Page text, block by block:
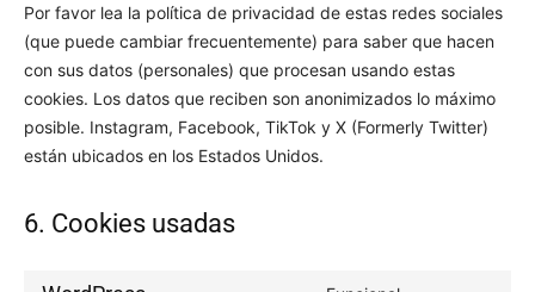
Por favor lea la política de privacidad de estas redes sociales
(que puede cambiar frecuentemente) para saber que hacen
con sus datos (personales) que procesan usando estas
cookies. Los datos que reciben son anonimizados lo máximo
posible. Instagram, Facebook, TikTok y X (Formerly Twitter)
están ubicados en los Estados Unidos.
6. Cookies usadas